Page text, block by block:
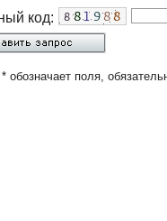
код:
обозначает поля,